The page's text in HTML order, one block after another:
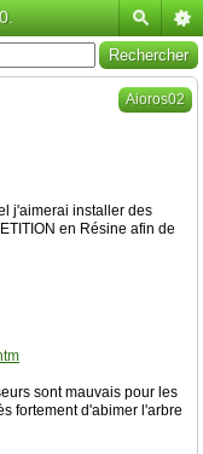
Aioros02
j'aimerai installer des
en Résine afin de
sont mauvais pour les
fortement d'abimer l'arbre